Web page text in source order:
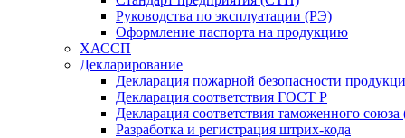
Руководства по эксплуатации (РЭ)
Оформление паспорта на продукцию
ХАССП
Декларирование
Декларация пожарной безопасности
Декларация соответствия ГОСТ Р
Декларация соответствия таможенного
Разработка и регистрация штрих-кода